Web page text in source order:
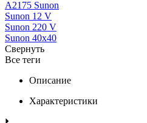
A2175 Sunon
Sunon 12 V
Sunon 220 V
Sunon 40x40
Свернуть
Все теги
Описание
Характеристики